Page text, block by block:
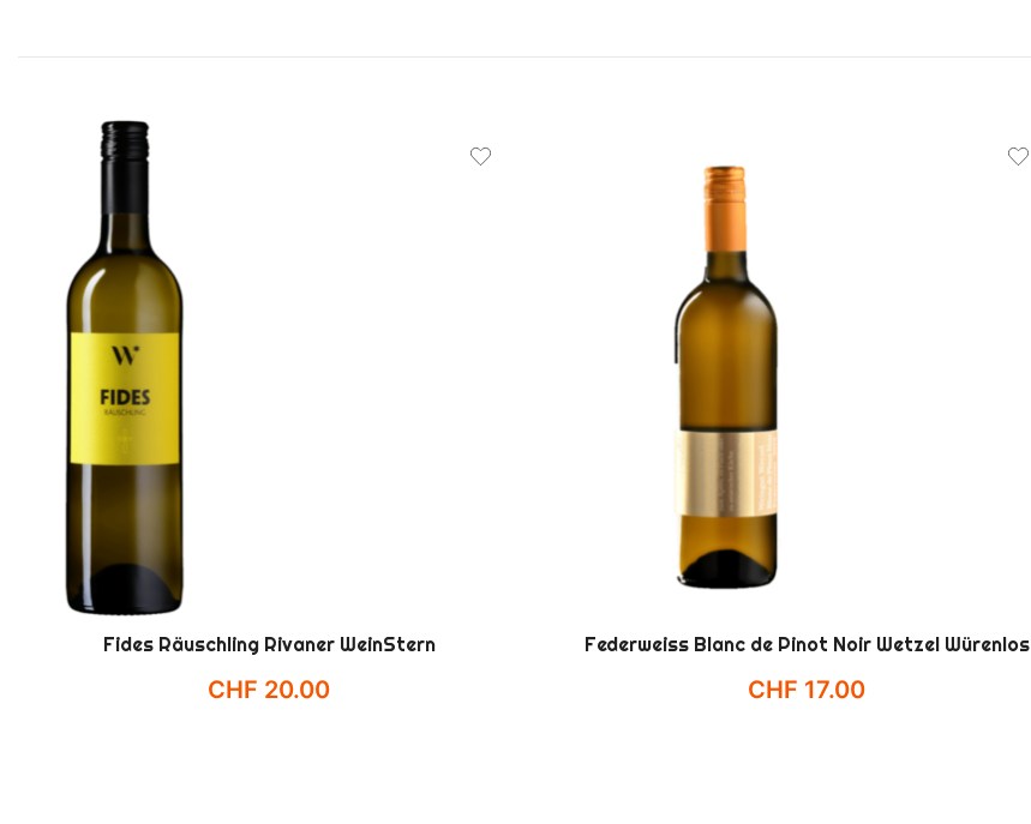
Fides Räuschling Rivaner WeinStern
CHF 20.00
Federweiss Blanc de Pinot Noir Wetzel Würenlos
CHF 17.00